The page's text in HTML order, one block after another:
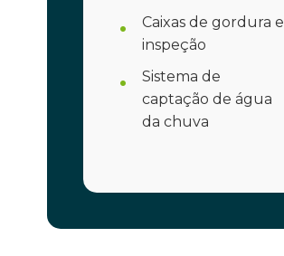
Caixas de gordura e
inspeção
Sistema de
captação de água
da chuva